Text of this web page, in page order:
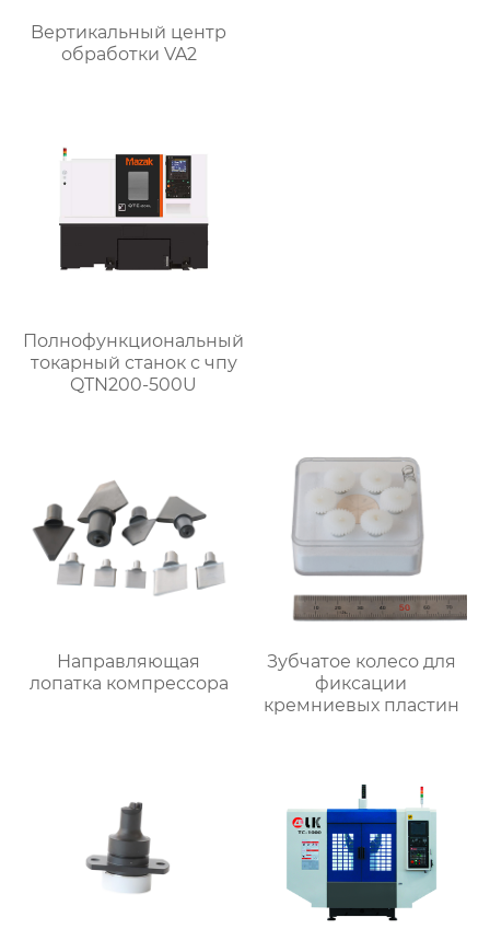
Bертикальный центр
обработки VA2
Полнофункциональный
токарный станок с чпу
QTN200-500U
Направляющая
лопатка компрессора
Зубчатое колесо для
фиксации
кремниевых пластин